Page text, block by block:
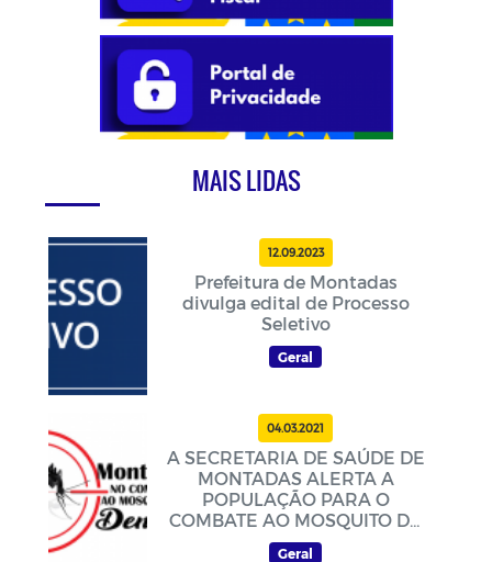
MAIS LIDAS
12.09.2023
Prefeitura de Montadas
divulga edital de Processo
Seletivo
Geral
04.03.2021
A SECRETARIA DE SAÚDE DE
MONTADAS ALERTA A
POPULAÇÃO PARA O
COMBATE AO MOSQUITO DA
DENGUE
Geral